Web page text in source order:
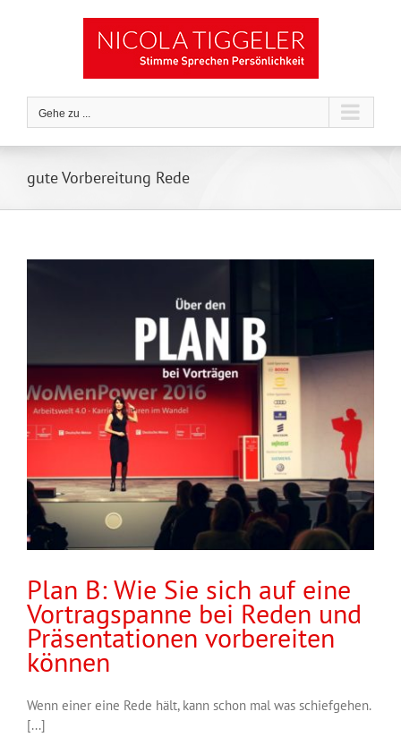
Gehe zu ...
gute Vorbereitung Rede
Plan B: Wie Sie sich auf eine
Vortragspanne bei Reden und
Präsentationen vorbereiten
können
Wenn einer eine Rede hält, kann schon mal was schiefgehen.
[...]